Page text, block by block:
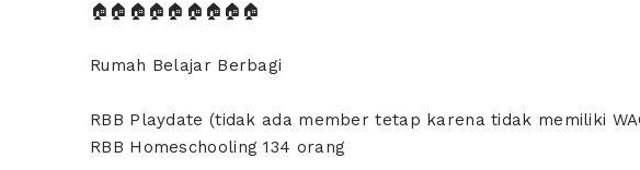
🏠🏠🏠🏠🏠🏠🏠🏠🏠
Rumah Belajar Berbagi
RBB Playdate (tidak ada member tetap karena tidak memiliki
RBB Homeschooling 134 orang